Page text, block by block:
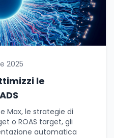
2025
le
Max, le strategie di
o ROAS target, gli
automatica